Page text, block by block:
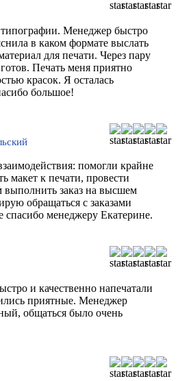
типографии. Менеджер быстро
в каком формате выслать
для печати. Через пару
Печать меня приятно
красок. Я осталась
большое!
помогли крайне
макет к печати, провести
выполнить заказ на высшем
обращаться с заказами
спасибо менеджеру Екатерине.
и качественно напечатали
приятные. Менеджер
общаться было очень